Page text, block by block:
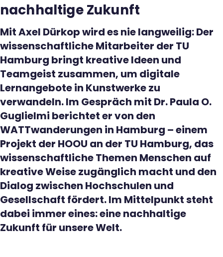
nachhaltige Zukunft
Mit Axel Dürkop wird es nie langweilig: Der
wissenschaftliche Mitarbeiter der TU
Hamburg bringt kreative Ideen und
Teamgeist zusammen, um digitale
Lernangebote in Kunstwerke zu
verwandeln. Im Gespräch mit Dr. Paula O.
Guglielmi berichtet er von den
WATTwanderungen in Hamburg – einem
Projekt der HOOU an der TU Hamburg, das
wissenschaftliche Themen Menschen auf
kreative Weise zugänglich macht und den
Dialog zwischen Hochschulen und
Gesellschaft fördert. Im Mittelpunkt steht
dabei immer eines: eine nachhaltige
Zukunft für unsere Welt.